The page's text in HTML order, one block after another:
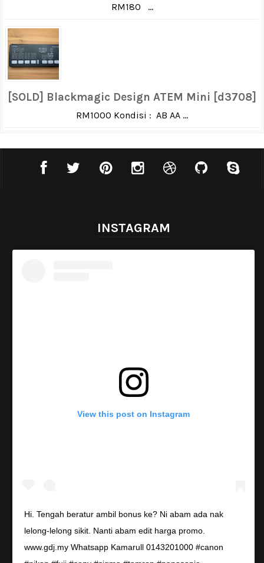
RM180 ...
[SOLD] Blackmagic Design ATEM Mini [d3708]
RM1000 Kondisi : AB AA ...
INSTAGRAM
View this post on Instagram
Hi. Tengah beratur ambil bonus ke? Ni abam ada nak
lelong-lelong sikit. Nanti abam edit harga promo.
www.gdj.my Whatsapp Kamarull 0143201000 #canon